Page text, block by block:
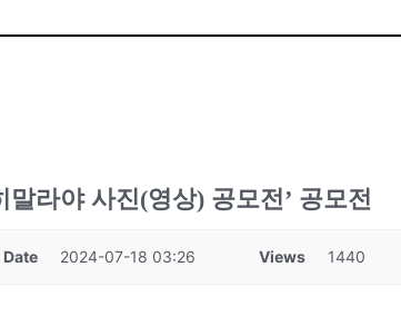
말라야 사진(영상) 공모전’ 공모전
Date 2024-07-18 03:26 Views 1440